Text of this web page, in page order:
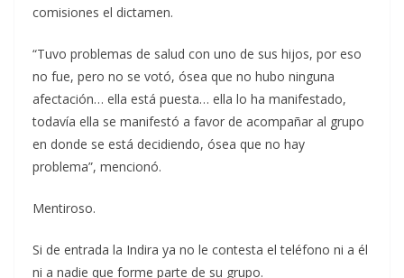
comisiones el dictamen.
“Tuvo problemas de salud con uno de sus hijos, por eso
no fue, pero no se votó, ósea que no hubo ninguna
afectación… ella está puesta… ella lo ha manifestado,
todavía ella se manifestó a favor de acompañar al grupo
en donde se está decidiendo, ósea que no hay
problema”, mencionó.
Mentiroso.
Si de entrada la Indira ya no le contesta el teléfono ni a él
ni a nadie que forme parte de su grupo.